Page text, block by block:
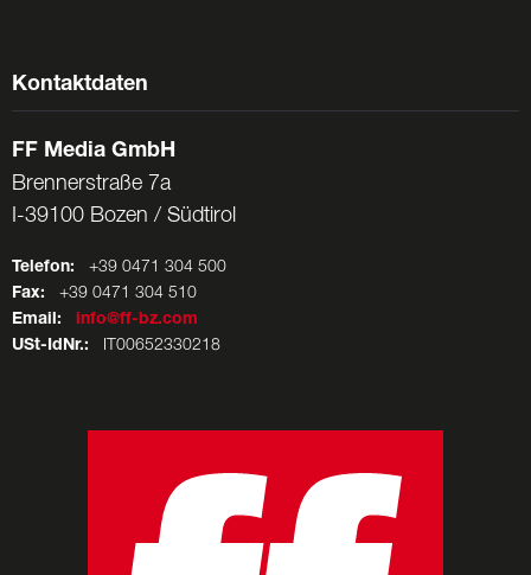
Kontaktdaten
FF Media GmbH
Brennerstraße 7a
I-39100 Bozen / Südtirol
Telefon: +39 0471 304 500
Fax: +39 0471 304 510
Email:
info@ff-bz.com
USt-IdNr.: IT00652330218